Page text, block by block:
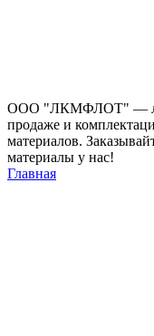
ООО "ЛКМФЛОТ" —
продаже и
материалов.
материалы у нас!
Главная